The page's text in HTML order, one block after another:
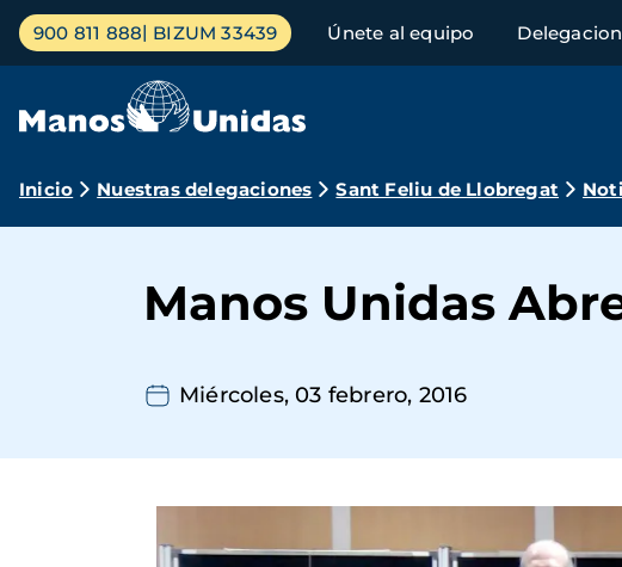
Pasar
contenido
Menú
principal
900 811 888 BIZUM 33439 Únete al equipo
Ruta
navegación
Inicio Nuestras delegaciones Sant Feliu de Llobregat
Manos Unidas
Miércoles, 03 febrero, 2016